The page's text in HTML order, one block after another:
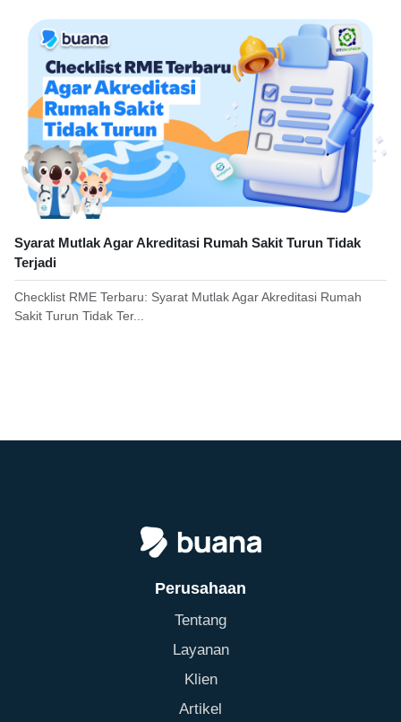
Syarat Mutlak Agar Akreditasi Rumah Sakit Turun Tidak
Terjadi
Checklist RME Terbaru: Syarat Mutlak Agar Akreditasi Rumah
Sakit Turun Tidak Ter...
Perusahaan
Tentang
Layanan
Klien
Artikel